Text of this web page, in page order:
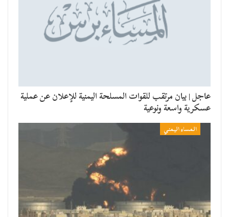
عاجل | بيان مرتقب للقوات المسلحة اليمنية للإعلان عن عملية
عسكرية واسعة ونوعية
المساء اليمني